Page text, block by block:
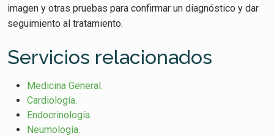
imagen y otras pruebas para confirmar un diagnóstico y dar
seguimiento al tratamiento.
Servicios relacionados
Medicina General.
Cardiología.
Endocrinología.
Neumología.